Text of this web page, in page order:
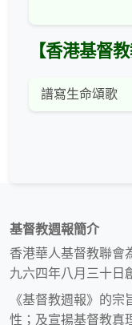
【香港基督
譜寫生命頌歌
基督教週報簡介
香港華人基督教聯會
九六四年八月三十日
《基督教週報》的
性；及宣揚基督教真